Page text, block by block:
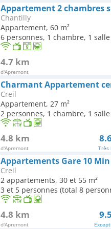
Appartement 2 chambres
Chantilly
Appartement, 60 m²
6 personnes, 1 chambre, 1
4.7 km
d'Apremont
Charmant Appartement
Creil
Appartement, 27 m²
2 personnes, 1 chambre, 1
4.8 km
d'Apremont
Très
Creil
2 appartements, 30 et 55 m²
3 et 5 personnes (total 8
4.8 km
d'Apremont